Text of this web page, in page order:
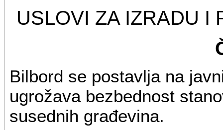
USLOVI ZA IZRADU I
Bilbord se postavlja na
ugrožava bezbednost
susednih građevina.